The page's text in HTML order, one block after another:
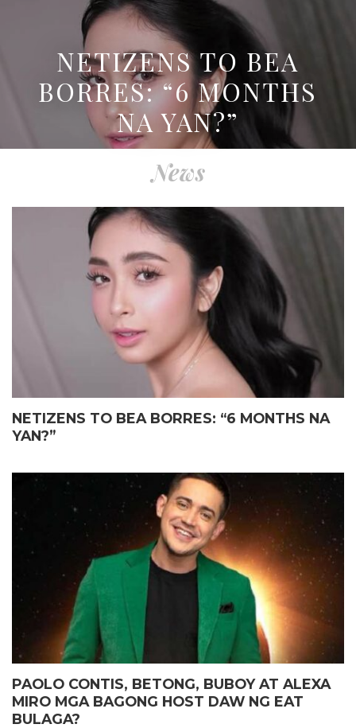
NETIZENS TO BEA
BORRES: “6 MONTHS
NA YAN?”
News
NETIZENS TO BEA BORRES: “6 MONTHS NA
YAN?”
PAOLO CONTIS, BETONG, BUBOY AT ALEXA
MIRO MGA BAGONG HOST DAW NG EAT
BULAGA?